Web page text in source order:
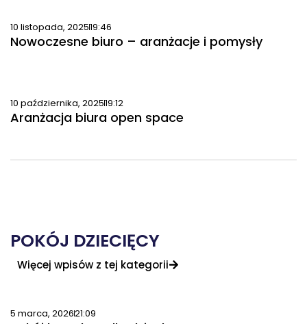
10 listopada, 202519:46
Nowoczesne biuro – aranżacje i pomysły
10 października, 202519:12
Aranżacja biura open space
POKÓJ DZIECIĘCY
Więcej wpisów z tej kategorii
5 marca, 202621:09